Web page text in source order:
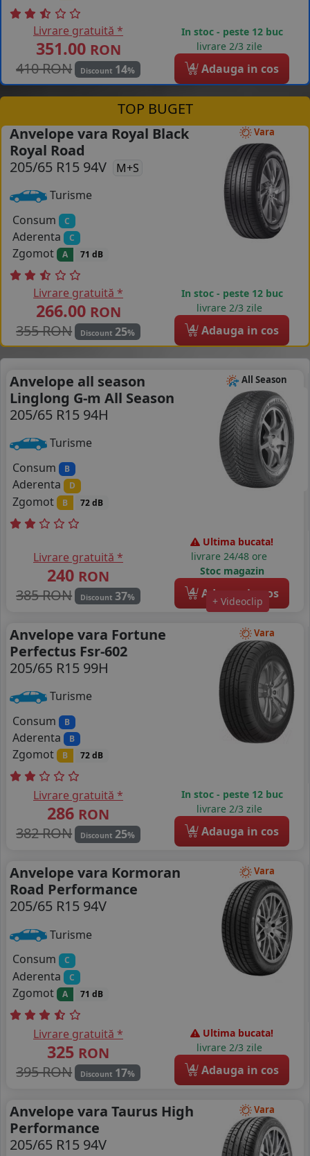
Livrare gratuită *
351.00 RON
410 RON
Discount 14%
In stoc - peste 12 buc
livrare 2/3 zile
4 Adauga in cos
TOP BUGET
Vara
Anvelope vara Royal Black
Royal Road
205/65 R15 94V
M+S
Turisme
Consum
C
Aderenta C
Zgomot A 71 dB
Livrare gratuită *
266.00 RON
355 RON
Discount 25%
In stoc - peste 12 buc
livrare 2/3 zile
4 Adauga in cos
All Season
+ Videoclip
Anvelope all season
Linglong G-m All Season
205/65 R15 94H
Turisme
Consum
B
Aderenta D
Zgomot B 72 dB
Livrare gratuită *
240 RON
385 RON
Discount 37%
Ultima bucata!
livrare 24/48 ore
Stoc magazin
4 Adauga in cos
Vara
Anvelope vara Fortune
Perfectus Fsr-602
205/65 R15 99H
Turisme
Consum
B
Aderenta B
Zgomot B 72 dB
Livrare gratuită *
286 RON
382 RON
Discount 25%
In stoc - peste 12 buc
livrare 2/3 zile
4 Adauga in cos
Vara
Anvelope vara Kormoran
Road Performance
205/65 R15 94V
Turisme
Consum
C
Aderenta C
Zgomot A 71 dB
Livrare gratuită *
325 RON
395 RON
Discount 17%
Ultima bucata!
livrare 2/3 zile
4 Adauga in cos
Vara
Anvelope vara Taurus High
Performance
205/65 R15 94V